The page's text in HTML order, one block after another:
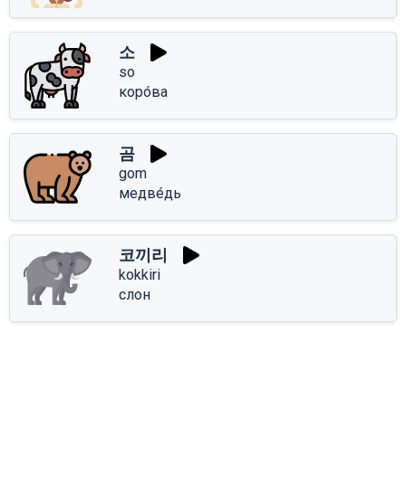
소
so
коро́ва
곰
gom
медве́дь
코끼리
kokkiri
слон